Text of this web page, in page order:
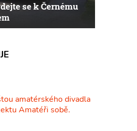
se k Černému
amatérského divadla
Amatéři sobě.